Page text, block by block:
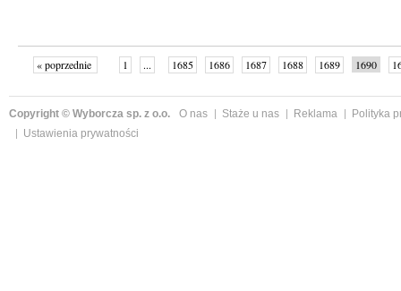
« poprzednie 1 ... 1685 1686 1687 1688 1689 1690
Copyright © Wyborcza sp. z o.o. O nas Staże u nas Reklama
Polityka
Ustawienia prywatności